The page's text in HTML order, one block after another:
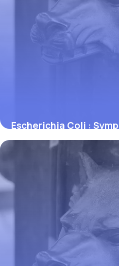
Escherichia Coli :
Prévention